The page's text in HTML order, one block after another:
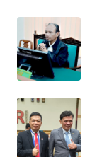
TEBING
TINGGI
WN
WN
KARAWANG